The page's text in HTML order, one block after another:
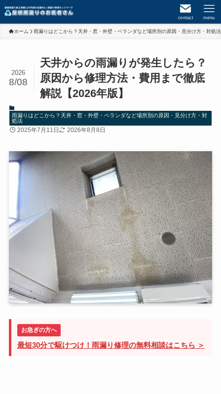
contact menu
ホーム 雨漏りはどこから？天井・窓・外壁・ベランダなど場所別の原因・見分け方・対処法
天井からの雨漏りが発生したら？
原因から修理方法・費用まで徹底
解説【2026年版】
2026
8/08
雨漏りはどこから？天井・窓・外壁・ベランダなど場所別の原因・見分け方・対
処法
2025年7月11日 2026年8月8日
お急ぎの方へ
最短30分で駆けつけ！雨漏り修理の無料相談はこちら ＞